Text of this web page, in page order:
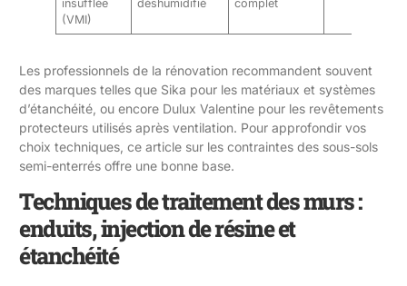
insufflée
(VMI)
déshumidifié
complet
Les professionnels de la rénovation recommandent souvent
des marques telles que Sika pour les matériaux et systèmes
d’étanchéité, ou encore Dulux Valentine pour les revêtements
protecteurs utilisés après ventilation. Pour approfondir vos
choix techniques, ce article sur les contraintes des sous-sols
semi-enterrés offre une bonne base.
Techniques de traitement des murs :
enduits, injection de résine et
étanchéité